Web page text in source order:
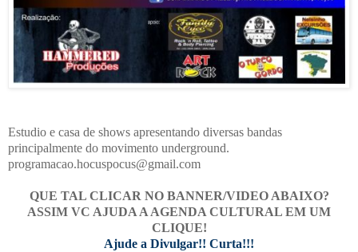
Estudio e casa de shows apresentando diversas bandas
principalmente do movimento underground.
programacao.hocuspocus@gmail.com
QUE TAL CLICAR NO BANNER/VIDEO ABAIXO?
ASSIM VC AJUDA A AGENDA CULTURAL EM UM
CLIQUE!
Ajude a Divulgar!! Curta!!!